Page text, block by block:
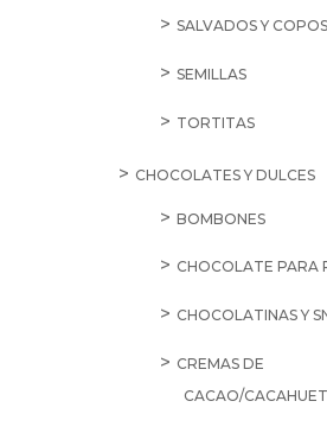
SALVADOS Y
SEMILLAS
TORTITAS
CHOCOLATES Y DULCES
BOMBONES
CHOCOLATE PARA
CHOCOLATINAS Y
CREMAS DE
CACAO/